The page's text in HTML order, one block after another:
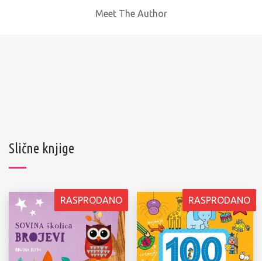
Meet The Author
Slične knjige
RASPRODANO RASPRODANO